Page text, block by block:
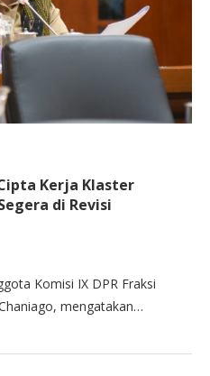
Kerja Klaster
di Revisi
Komisi IX DPR Fraksi
mengatakan…